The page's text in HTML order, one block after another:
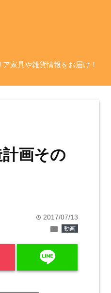
家具や雑貨情報をお届け！
画その
time 2017/07/13
folder 動画
line